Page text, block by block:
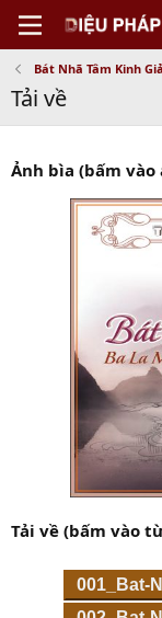
Bát Nhã Tâm Kinh
Tải về
Ảnh bìa (bấm
Tải về (bấm vào